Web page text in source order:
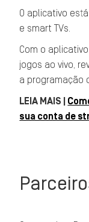
O aplicativo
e smart TVs.
Com o
jogos ao vivo,
a programação
LEIA MAIS |
sua conta de